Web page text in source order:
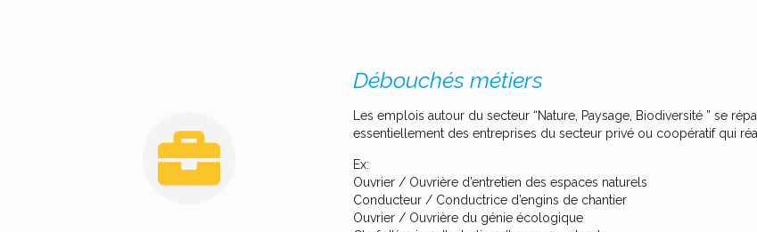
Débouchés métiers
Les emplois autour du secteur “Nature, Paysage, Biodiversité ” se
essentiellement des entreprises du secteur privé ou coopératif qui
Ex:
Ouvrier / Ouvrière d’entretien des espaces naturels
Conducteur / Conductrice d’engins de chantier
Ouvrier / Ouvrière du génie écologique